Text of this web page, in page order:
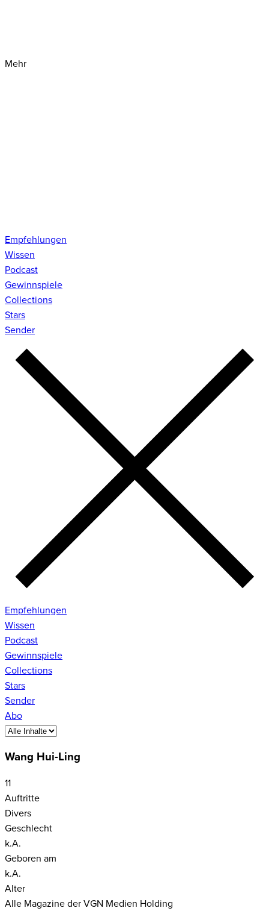
Mehr
Empfehlungen
Wissen
Podcast
Gewinnspiele
Collections
Stars
Sender
Empfehlungen
Wissen
Podcast
Gewinnspiele
Collections
Stars
Sender
Abo
Wang Hui-Ling
11
Auftritte
Divers
Geschlecht
k.A.
Geboren am
k.A.
Alter
Alle Magazine der VGN Medien Holding